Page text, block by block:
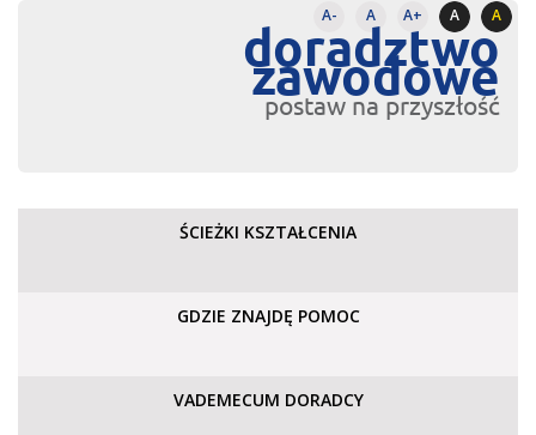
A- A A+ A A
doradztwo
zawodowe
postaw na przyszłość
ŚCIEŻKI KSZTAŁCENIA
GDZIE ZNAJDĘ POMOC
VADEMECUM DORADCY